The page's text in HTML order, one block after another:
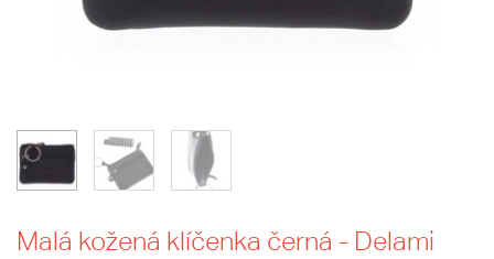
Malá kožená klíčenka černá - Delami